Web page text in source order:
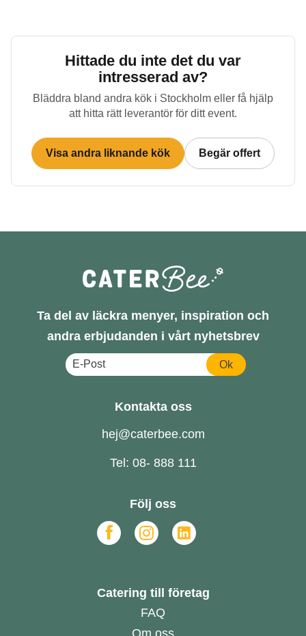
Hittade du inte det du var
intresserad av?
Bläddra bland andra kök i Stockholm eller få hjälp
att hitta rätt leverantör för ditt event.
Visa andra liknande kök Begär offert
Ta del av läckra menyer, inspiration och
andra erbjudanden i vårt nyhetsbrev
Ok
Kontakta oss
hej@caterbee.com
Tel: 08- 888 111
Följ oss
Catering till företag
FAQ